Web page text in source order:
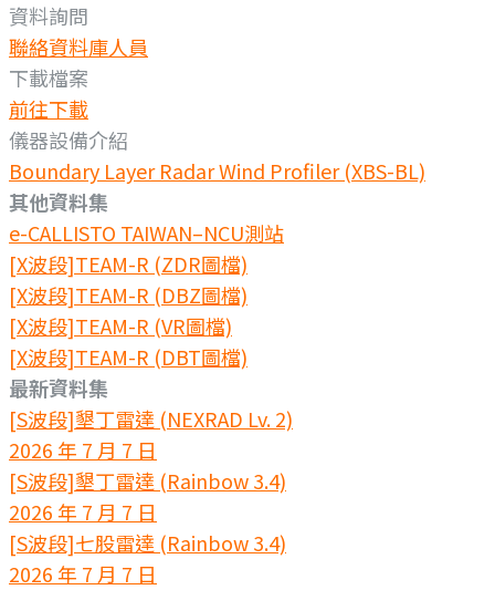
資料詢問
聯絡資料庫人員
下載檔案
前往下載
儀器設備介紹
Boundary Layer Radar Wind Profiler (XBS-BL)
其他資料集
e-CALLISTO TAIWAN–NCU測站
[X波段]TEAM-R (ZDR圖檔)
[X波段]TEAM-R (DBZ圖檔)
[X波段]TEAM-R (VR圖檔)
[X波段]TEAM-R (DBT圖檔)
最新資料集
[S波段]墾丁雷達 (NEXRAD Lv. 2)
2026 年 7 月 7 日
[S波段]墾丁雷達 (Rainbow 3.4)
2026 年 7 月 7 日
[S波段]七股雷達 (Rainbow 3.4)
2026 年 7 月 7 日